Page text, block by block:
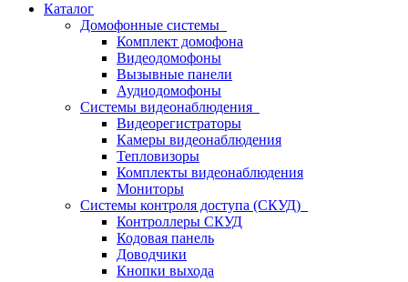
Каталог
Домофонные системы
Комплект домофона
Видеодомофоны
Вызывные панели
Аудиодомофоны
Системы видеонаблюдения
Видеорегистраторы
Камеры видеонаблюдения
Тепловизоры
Комплекты видеонаблюдения
Мониторы
Системы контроля доступа (СКУД)
Контроллеры СКУД
Кодовая панель
Доводчики
Кнопки выхода